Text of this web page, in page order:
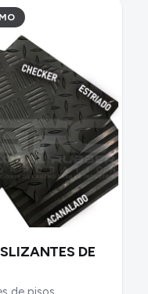
DE